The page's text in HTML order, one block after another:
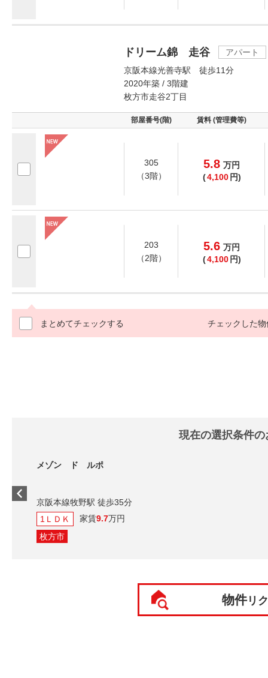
ドリーム錦 走谷
アパート
京阪本線光善寺駅 徒歩11分
2020年築 / 3階建
枚方市走谷2丁目
部屋番号(階) 賃料 (管理費等)
305
（3階）
5.8 万円
(4,100 円)
203
（2階）
5.6 万円
(4,100 円)
まとめてチェックする チェックした物
現在の選択条件
メゾン ド ルポ
京阪本線牧野駅 徒歩35分
1ＬＤＫ
家賃9.7万円
枚方市
物件リ